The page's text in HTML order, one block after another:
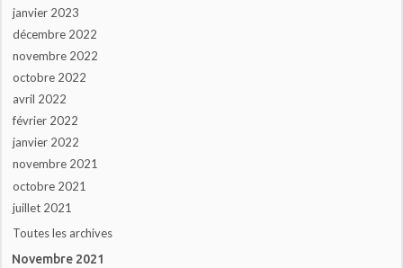
janvier 2023
décembre 2022
novembre 2022
octobre 2022
avril 2022
février 2022
janvier 2022
novembre 2021
octobre 2021
juillet 2021
Toutes les archives
Novembre 2021